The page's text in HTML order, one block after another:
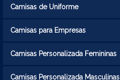
Camisas de Uniforme
Camisas para Empresas
Camisas Personalizada Femininas
Camisas Personalizada Masculinas